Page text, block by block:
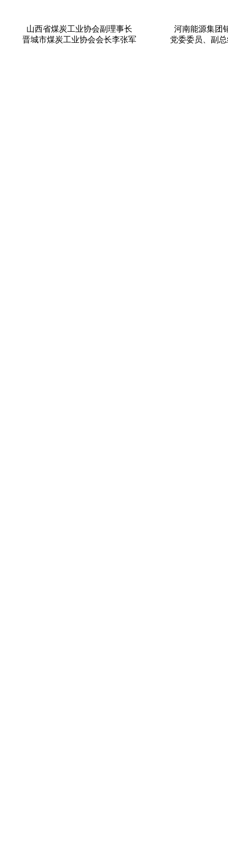
山西省煤炭工业协会副理事长
晋城市煤炭工业协会会长李张军
河南能源集团
党委委员、副